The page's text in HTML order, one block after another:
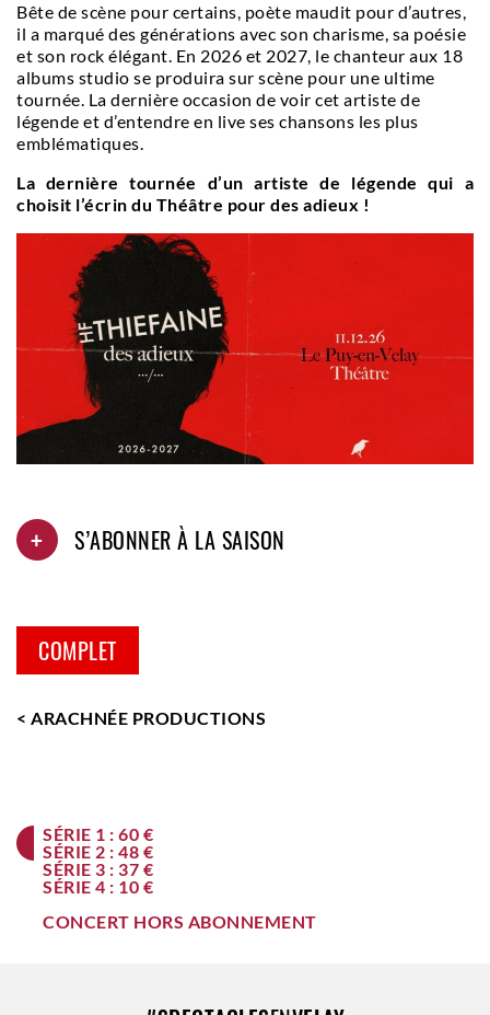
Bête de scène pour certains, poète maudit pour d’autres,
il a marqué des générations avec son charisme, sa poésie
et son rock élégant. En 2026 et 2027, le chanteur aux 18
albums studio se produira sur scène pour une ultime
tournée. La dernière occasion de voir cet artiste de
légende et d’entendre en live ses chansons les plus
emblématiques.
La dernière tournée d’un artiste de légende qui a
choisit l’écrin du Théâtre pour des adieux !
+ S’ABONNER À LA SAISON
COMPLET
< ARACHNÉE PRODUCTIONS
SÉRIE 1 : 60 €
SÉRIE 2 : 48 €
SÉRIE 3 : 37 €
SÉRIE 4 : 10 €
CONCERT HORS ABONNEMENT